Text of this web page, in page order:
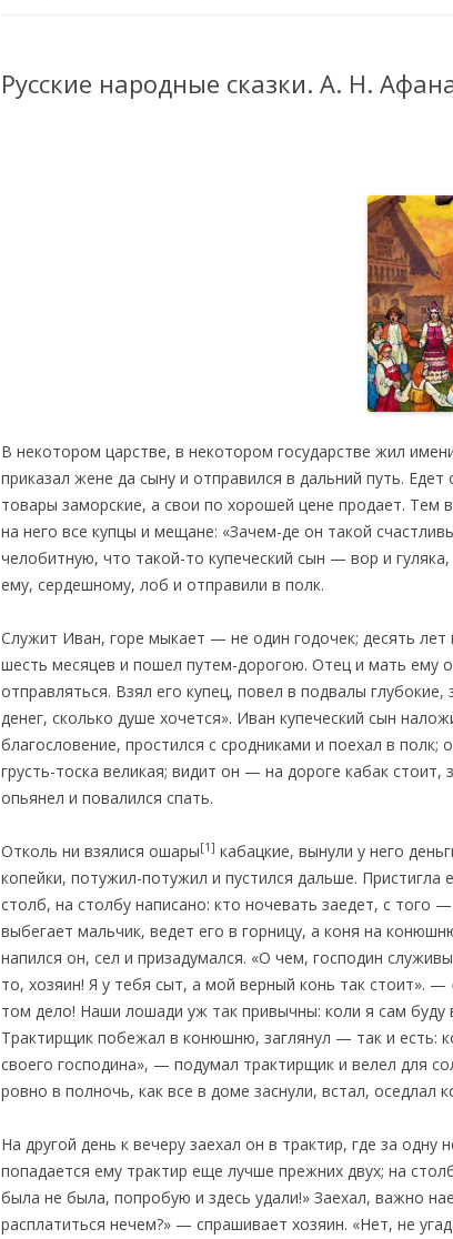
Русские народные сказки. А. Н.
В некотором царстве, в некотором государстве жил
приказал жене да сыну и отправился в дальний путь.
товары заморские, а свои по хорошей цене продает. Тем
на него все купцы и мещане: «Зачем-де он такой
челобитную, что такой-то купеческий сын — вор и
ему, сердешному, лоб и отправили в полк.
Служит Иван, горе мыкает — не один годочек; десять
шесть месяцев и пошел путем-дорогою. Отец и мать ему
отправляться. Взял его купец, повел в подвалы
денег, сколько душе хочется». Иван купеческий сын
благословение, простился с сродниками и поехал в
грусть-тоска великая; видит он — на дороге кабак
опьянел и повалился спать.
Отколь ни взялися ошары[1] кабацкие, вынули у него
копейки, потужил-потужил и пустился дальше. Пристигла
столб, на столбу написано: кто ночевать заедет, с того
выбегает мальчик, ведет его в горницу, а коня на
напился он, сел и призадумался. «О чем, господин
то, хозяин! Я у тебя сыт, а мой верный конь так стоит».
том дело! Наши лошади уж так привычны: коли я сам буду
Трактирщик побежал в конюшню, заглянул — так и есть:
своего господина», — подумал трактирщик и велел для
ровно в полночь, как все в доме заснули, встал, оседлал
На другой день к вечеру заехал он в трактир, где за
попадается ему трактир еще лучше прежних двух; на
была не была, попробую и здесь удали!» Заехал, важно
расплатиться нечем?» — спрашивает хозяин. «Нет, не